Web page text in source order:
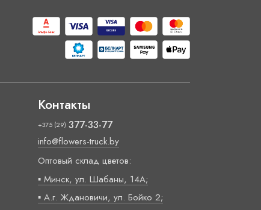
Контакты
+375 (29) 377-33-77
info@flowers-truck.by
Оптовый склад цветов:
▪ Минск, ул. Шабаны, 14А;
▪ А.г. Ждановичи, ул. Бойко 2;